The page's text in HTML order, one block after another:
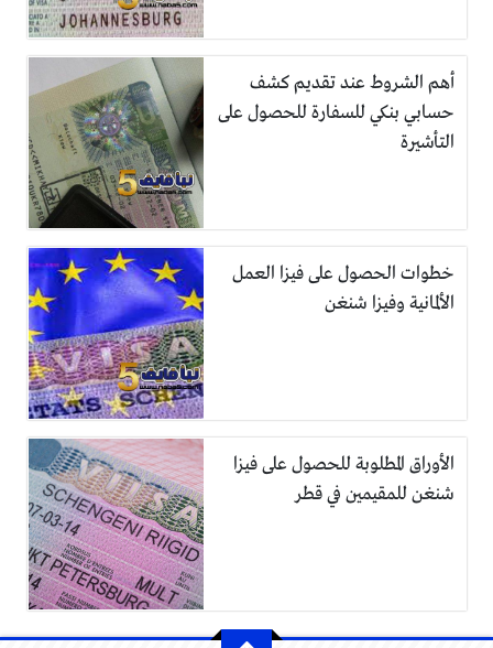
أهم الشروط عند تقديم كشف
حسابي بنكي للسفارة للحصول على
التأشيرة
خطوات الحصول على فيزا العمل
الألمانية وفيزا شنغن
الأوراق المطلوبة للحصول على فيزا
شنغن للمقيمين في قطر